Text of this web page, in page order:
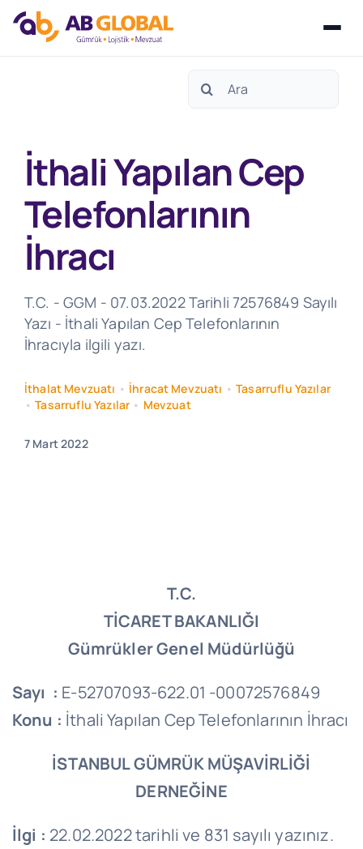
Search
İthali Yapılan Cep
Telefonlarının
İhracı
T.C. - GGM - 07.03.2022 Tarihli 72576849 Sayılı
Yazı - İthali Yapılan Cep Telefonlarının
İhracıyla ilgili yazı.
İthalat Mevzuatı • İhracat Mevzuatı •Tasarruflu Yazılar
•Tasarruflu Yazılar • Mevzuat
7 Mart 2022
T.C.
TİCARET BAKANLIĞI
Gümrükler Genel Müdürlüğü
Sayı : E-52707093-622.01 -00072576849
Konu : İthali Yapılan Cep Telefonlarının İhracı
İSTANBUL GÜMRÜK MÜŞAVİRLİĞİ
DERNEĞİNE
İlgi : 22.02.2022 tarihli ve 831 sayılı yazınız.